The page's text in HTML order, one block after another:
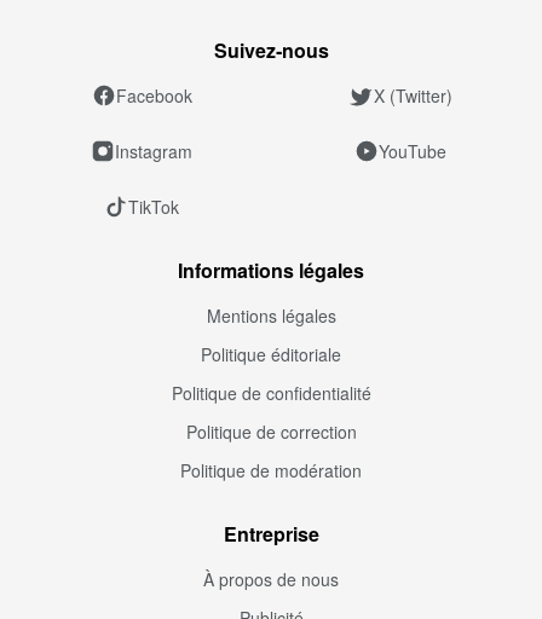
Suivez‑nous
Facebook X (Twitter)
Instagram YouTube
TikTok
Informations légales
Mentions légales
Politique éditoriale
Politique de confidentialité
Politique de correction
Politique de modération
Entreprise
À propos de nous